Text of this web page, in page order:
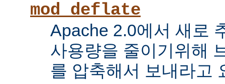
mod_deflate
Apache 2.0에서 새로
사용량을 줄이기위해
를 압축해서 보내라고